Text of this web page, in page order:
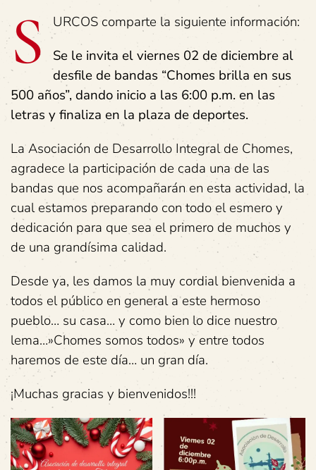
S
URCOS comparte la siguiente información:
Se le invita el viernes 02 de diciembre al
desfile de bandas “Chomes brilla en sus
500 años”, dando inicio a las 6:00 p.m. en las
letras y finaliza en la plaza de deportes.
La Asociación de Desarrollo Integral de Chomes,
agradece la participación de cada una de las
bandas que nos acompañarán en esta actividad, la
cual estamos preparando con todo el esmero y
dedicación para que sea el primero de muchos y
de una grandísima calidad.
Desde ya, les damos la muy cordial bienvenida a
todos el público en general a este hermoso
pueblo… su casa… y como bien lo dice nuestro
lema…»Chomes somos todos» y entre todos
haremos de este día… un gran día.
¡Muchas gracias y bienvenidos!!!